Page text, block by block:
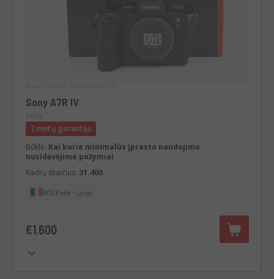
Sony A7R IV
2 metų garantija
Būklė: Kai kurie minimalūs įprasto naudojimo
nusidėvėjimo požymiai
Kadrų skaičius: 31.400
RCE Foto - Lyon
€1.600